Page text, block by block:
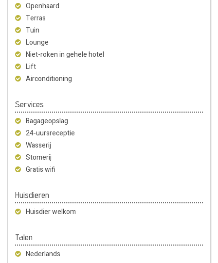
Openhaard
Terras
Tuin
Lounge
Niet-roken in gehele hotel
Lift
Airconditioning
Services
Bagageopslag
24-uursreceptie
Wasserij
Stomerij
Gratis wifi
Huisdieren
Huisdier welkom
Talen
Nederlands